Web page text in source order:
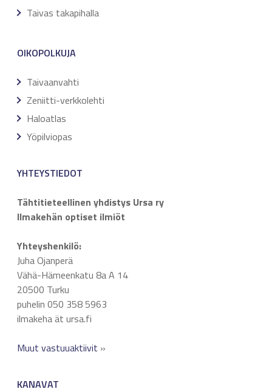
Taivas takapihalla
OIKOPOLKUJA
Taivaanvahti
Zeniitti-verkkolehti
Haloatlas
Yöpilviopas
YHTEYSTIEDOT
Tähtitieteellinen yhdistys Ursa ry
Ilmakehän optiset ilmiöt
Yhteyshenkilö:
Juha Ojanperä
Vähä-Hämeenkatu 8a A 14
20500 Turku
puhelin 050 358 5963
ilmakeha ät ursa.fi
Muut vastuuaktiivit »
KANAVAT